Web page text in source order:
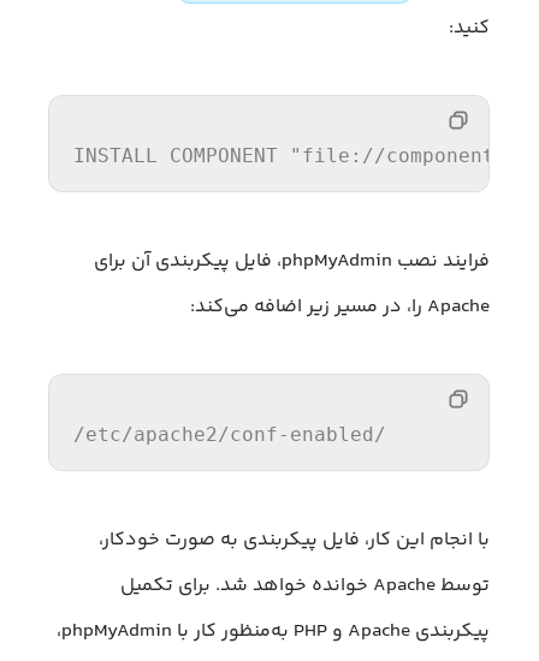
کنید:
INSTALL COMPONENT "file://
فرایند نصب phpMyAdmin، فایل پیکربندی آن برای
Apache را، در مسیر زیر اضافه می‌کند:
/etc/apache2/conf-enabled/
با انجام این کار، فایل پیکربندی به صورت خودکار،
توسط Apache خوانده خواهد شد. برای تکمیل
پیکربندی Apache و PHP به‌منظور کار با phpMyAdmin،